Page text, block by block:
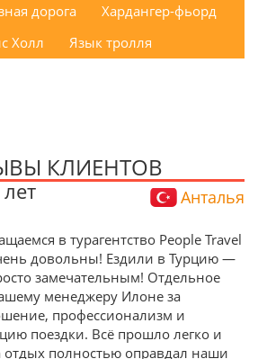
дорога
Хардангер-фьорд
Холл
Язык тролля
КЛИЕНТОВ
Анталья
в турагентство People Travel
довольны! Ездили в Турцию —
замечательным! Отдельное
менеджеру Илоне за
профессионализм и
поездки. Всё прошло легко и
отдых полностью оправдал наши